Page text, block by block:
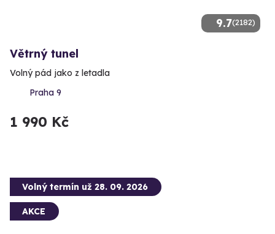
9.7(2182)
Větrný tunel
Volný pád jako z letadla
Praha 9
1 990 Kč
Volný termín už 28. 09. 2026
AKCE